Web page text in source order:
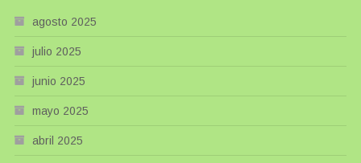
agosto 2025
julio 2025
junio 2025
mayo 2025
abril 2025